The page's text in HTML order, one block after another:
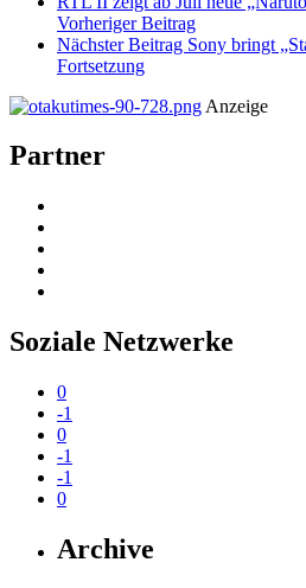
Vorheriger Beitrag
Nächster Beitrag Sony bringt
Fortsetzung
Anzeige
Partner
Soziale Netzwerke
0
-1
0
-1
-1
0
Archive